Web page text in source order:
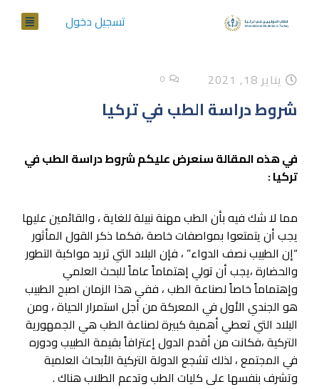
تسجيل دخول
يناير 18, 2021 0
شروط دراسة الطب في تركيا
في هذه المقالة سنعرض عليكم شروط دراسة الطب في
تركيا :
مما لا شك فيه بأن الطب مهنة نبيلة للغاية ، والقائمين عليها
يجب أن يتمتعوا بمواصفات خاصة ،فكما ذكر القول المأثور
“إن الطبيب نصف الدواء” ، فإن البلاد التي تريد مواكبة التطور
والحضارة ،يجب أن تولي إهتماماً عاماً للبحث العلمي
وإهتماماً خاصاً لصناعة الطب ، ففي هذا الزمان اصبح الطبيب
هو الجندي الأول في المعركة من أجل استمرار الحياة ، ومن
البلاد التي تعطي أهمية كبيرة لصناعة الطب هي الجمهورية
التركية ،فكانت من أقدم الدول إعترافاً بقيمة الطبيب ودوره
في المجتمع ، لذلك تشجع الدولة التركية الأبحاث العلمية
وتشرف بنفسها على كليات الطب وتدعم الطلاب هناك .